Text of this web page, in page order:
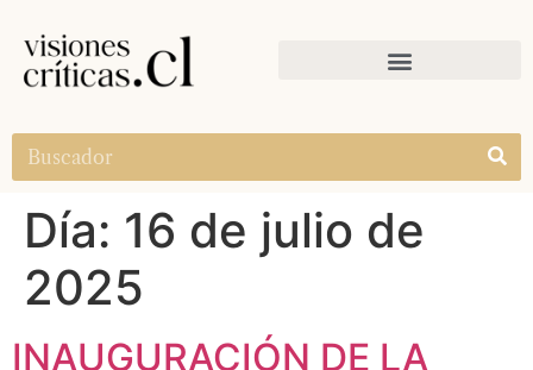
Día: 16 de julio de
2025
INAUGURACIÓN DE LA